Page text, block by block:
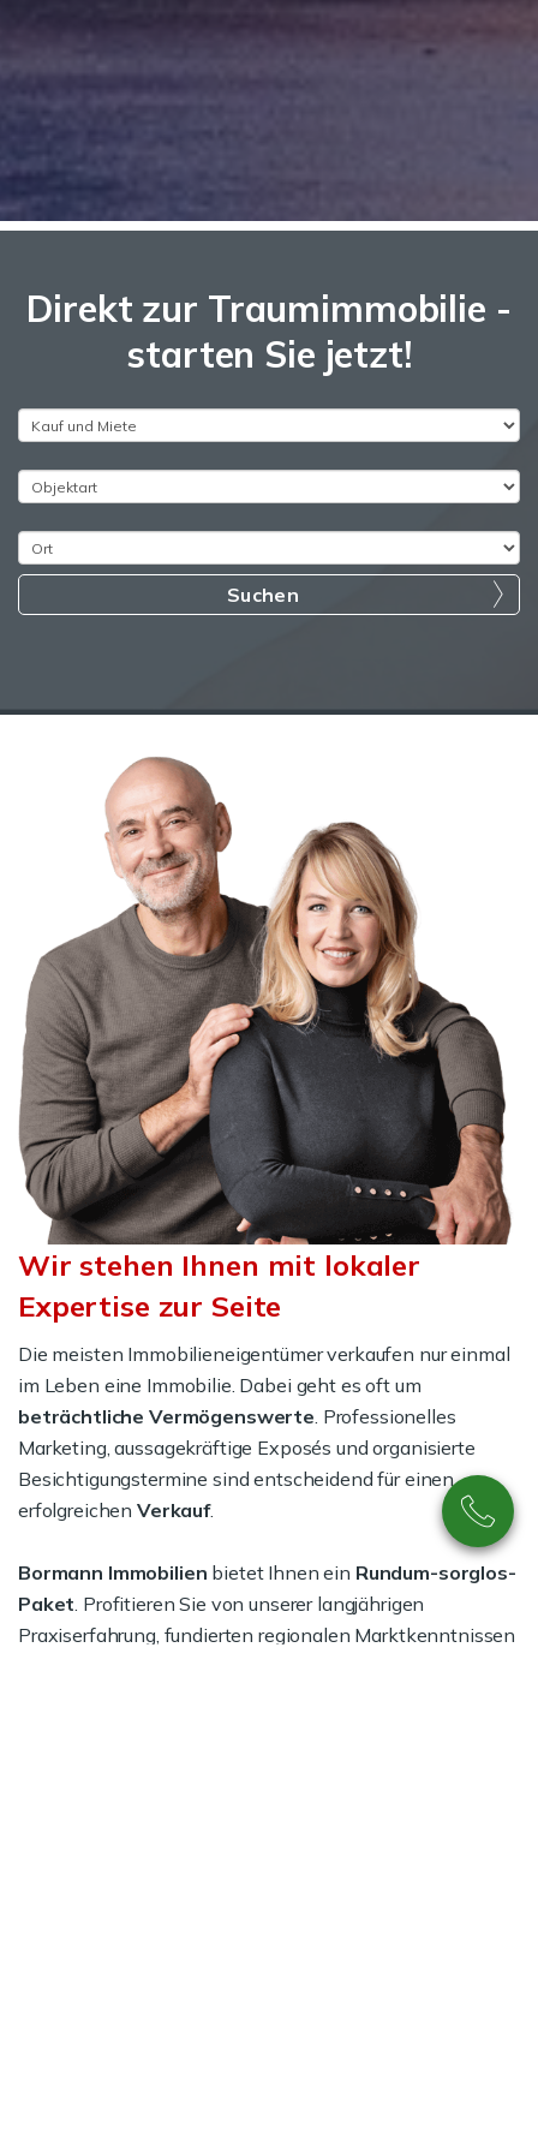
Direkt zur Traumimmobilie -
starten Sie jetzt!
Suchen
Wir stehen Ihnen mit lokaler
Expertise zur Seite
Die meisten Immobilieneigentümer verkaufen nur einmal
im Leben eine Immobilie. Dabei geht es oft um
beträchtliche Vermögenswerte. Professionelles
Marketing, aussagekräftige Exposés und organisierte
Besichtigungstermine sind entscheidend für einen
erfolgreichen Verkauf.
Bormann Immobilien bietet Ihnen ein Rundum-sorglos-
Paket. Profitieren Sie von unserer langjährigen
Praxiserfahrung, fundierten regionalen Marktkenntnissen